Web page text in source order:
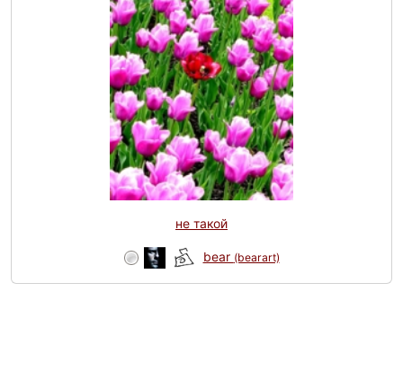
не такой
bear (bearart)